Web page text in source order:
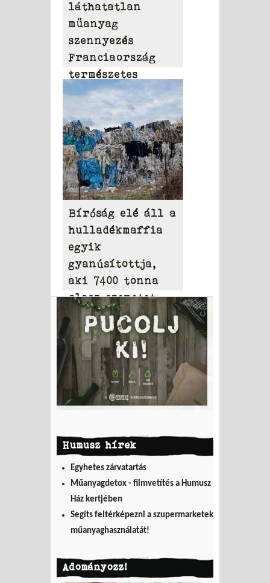
láthatatlan
műanyag
szennyezés
Franciaország
természetes
vizeiben
Bíróság elé áll a
hulladékmaffia
egyik
gyanúsítottja,
aki 7400 tonna
olasz szemetet
hordott Tamásiba
Humusz hírek
Egyhetes zárvatartás
Műanyagdetox - filmvetítés a Humusz
Ház kertjében
Segíts feltérképezni a szupermarketek
műanyaghasználatát!
Adományozz!